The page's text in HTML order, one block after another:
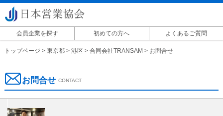
会員企業を探す 初めての方へ
よくあるご質問
掲載に関して
トップページ > 東京都> 港区 > 合同会社TRANSAM > お問合せ
お問合せ CONTACT